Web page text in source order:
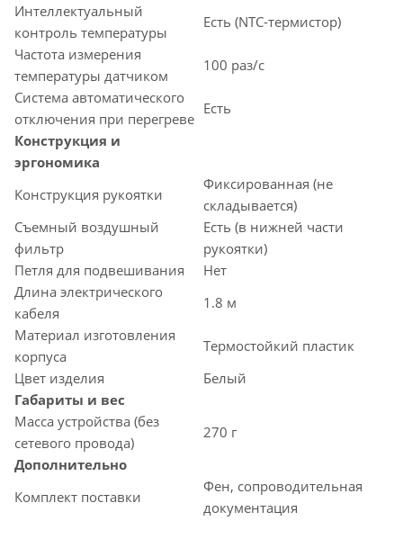
Интеллектуальный
контроль температуры
Есть (NTC-термистор)
Частота измерения
температуры датчиком
100 раз/с
Система автоматического
отключения при перегреве
Есть
Конструкция и
эргономика
Конструкция рукоятки
Фиксированная (не
складывается)
Съемный воздушный
фильтр
Есть (в нижней части
рукоятки)
Петля для подвешивания
Нет
Длина электрического
кабеля
1.8 м
Материал изготовления
корпуса
Термостойкий пластик
Цвет изделия
Белый
Габариты и вес
Масса устройства (без
сетевого провода)
270 г
Дополнительно
Комплект поставки
Фен, сопроводительная
документация